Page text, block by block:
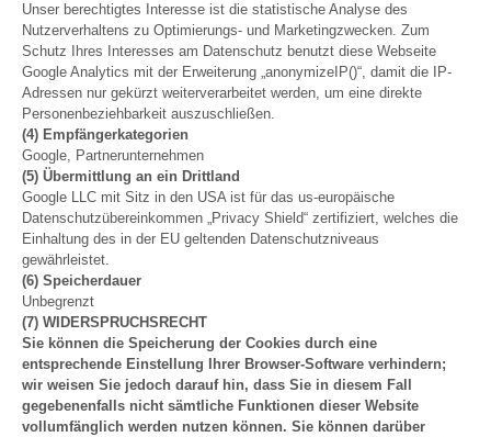
Unser berechtigtes Interesse ist die statistische Analyse des
Nutzerverhaltens zu Optimierungs- und Marketingzwecken. Zum
Schutz Ihres Interesses am Datenschutz benutzt diese Webseite
Google Analytics mit der Erweiterung „anonymizeIP()“, damit die IP-
Adressen nur gekürzt weiterverarbeitet werden, um eine direkte
Personenbeziehbarkeit auszuschließen.
(4) Empfängerkategorien
Google, Partnerunternehmen
(5) Übermittlung an ein Drittland
Google LLC mit Sitz in den USA ist für das us-europäische
Datenschutzübereinkommen „Privacy Shield“ zertifiziert, welches die
Einhaltung des in der EU geltenden Datenschutzniveaus
gewährleistet.
(6) Speicherdauer
Unbegrenzt
(7) WIDERSPRUCHSRECHT
Sie können die Speicherung der Cookies durch eine
entsprechende Einstellung Ihrer Browser-Software verhindern;
wir weisen Sie jedoch darauf hin, dass Sie in diesem Fall
gegebenenfalls nicht sämtliche Funktionen dieser Website
vollumfänglich werden nutzen können. Sie können darüber